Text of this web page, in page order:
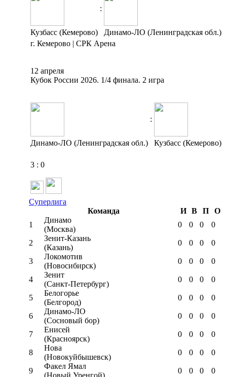
:
Кузбасс (Кемерово)
Динамо-ЛО (Ленинградская обл.)
г. Кемерово | СРК Арена
12 апреля
Кубок России 2026. 1/4 финала. 2 игра
:
Динамо-ЛО (Ленинградская обл.) Кузбасс (Кемерово)
3 : 0
Суперлига
Команда
И В П
О
1
Динамо
(Москва)
0 0 0 0
2
Зенит-Казань
(Казань)
0 0 0 0
3
Локомотив
(Новосибирск)
0 0 0 0
4
Зенит
(Санкт-Петербург)
0 0 0 0
5
Белогорье
(Белгород)
0 0 0 0
6
Динамо-ЛО
(Сосновый бор)
0 0 0 0
7
Енисей
(Красноярск)
0 0 0 0
8
Нова
(Новокуйбышевск)
0 0 0 0
9
Факел Ямал
(Новый Уренгой)
0 0 0 0